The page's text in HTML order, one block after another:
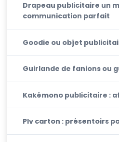
Drapeau publicitaire un
communication parfait
Goodie ou objet
Guirlande de fanions ou
Kakémono publicitaire :
Plv carton : présentoirs